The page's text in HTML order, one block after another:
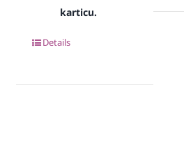
karticu.
Details